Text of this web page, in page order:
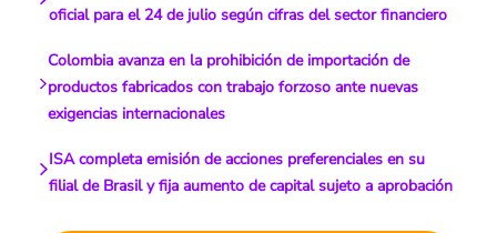
oficial para el 24 de julio según cifras del sector financiero
Colombia avanza en la prohibición de importación de
productos fabricados con trabajo forzoso ante nuevas
exigencias internacionales
ISA completa emisión de acciones preferenciales en su
filial de Brasil y fija aumento de capital sujeto a aprobación